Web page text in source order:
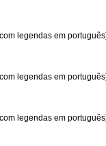
legendas em
legendas em
legendas em